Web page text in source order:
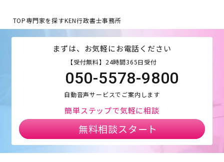
TOP専門家を探すKEN行政書士事務所
まずは、お気軽にお電話ください
【受付無料】24時間365日受付
050-5578-9800
自動音声サービスでご案内します
簡単ステップで気軽に相談
無料相談スタート